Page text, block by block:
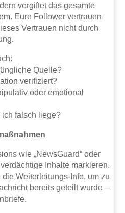
vergiftet das gesamte
Eure Follower vertrauen
Vertrauen nicht durch
Quelle?
verifiziert?
oder emotional
ich falsch liege?
wie „NewsGuard“ oder
Inhalte markieren.
Weiterleitungs-Info, um zu
bereits geteilt wurde –